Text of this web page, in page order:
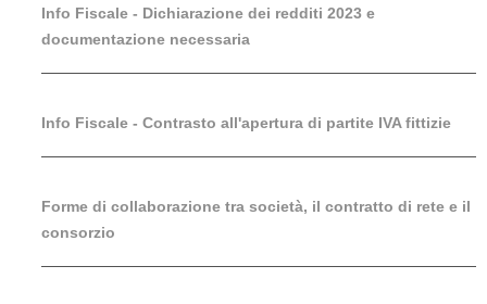
Info Fiscale - Dichiarazione dei redditi 2023 e
documentazione necessaria
Info Fiscale - Contrasto all'apertura di partite IVA fittizie
Forme di collaborazione tra società, il contratto di rete e il
consorzio